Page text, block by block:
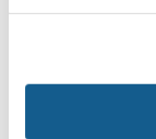
Volg het
product en